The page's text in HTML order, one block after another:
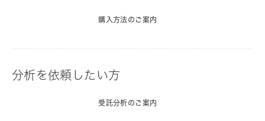
購入方法のご案内
分析を依頼したい方
受託分析のご案内